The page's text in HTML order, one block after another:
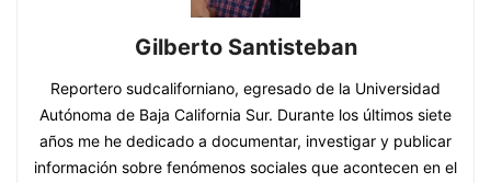
Gilberto Santisteban
Reportero sudcaliforniano, egresado de la Universidad
Autónoma de Baja California Sur. Durante los últimos siete
años me he dedicado a documentar, investigar y publicar
información sobre fenómenos sociales que acontecen en el